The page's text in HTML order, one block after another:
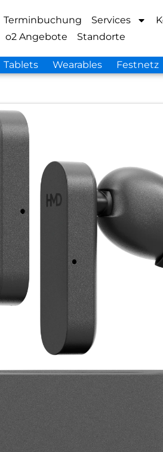
Terminbuchung Services
o2 Angebote Standorte
Tablets Wearables Festnetz